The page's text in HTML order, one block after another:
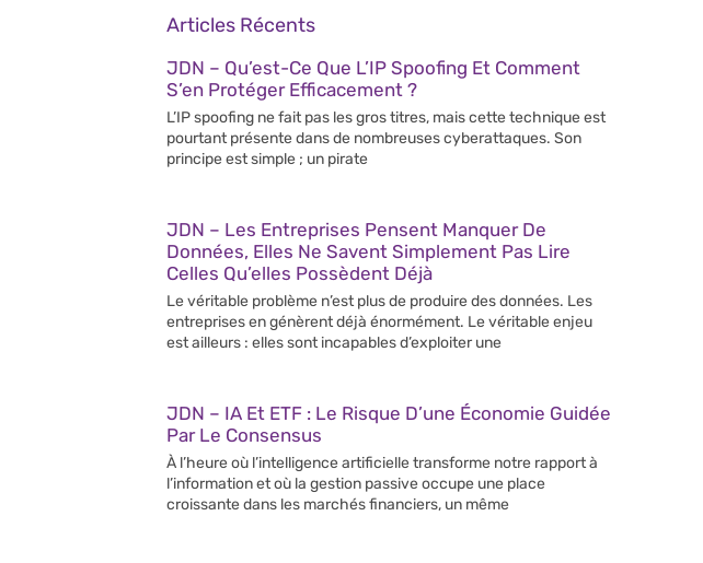
Articles Récents
JDN – Qu’est-Ce Que L’IP Spoofing Et Comment
S’en Protéger Efficacement ?
L’IP spoofing ne fait pas les gros titres, mais cette technique est
pourtant présente dans de nombreuses cyberattaques. Son
principe est simple ; un pirate
JDN – Les Entreprises Pensent Manquer De
Données, Elles Ne Savent Simplement Pas Lire
Celles Qu’elles Possèdent Déjà
Le véritable problème n’est plus de produire des données. Les
entreprises en génèrent déjà énormément. Le véritable enjeu
est ailleurs : elles sont incapables d’exploiter une
JDN – IA Et ETF : Le Risque D’une Économie Guidée
Par Le Consensus
À l’heure où l’intelligence artificielle transforme notre rapport à
l’information et où la gestion passive occupe une place
croissante dans les marchés financiers, un même